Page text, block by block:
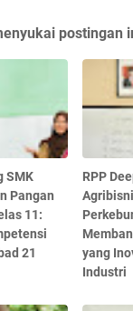
postingan
SMK
Pangan
11:
21
RPP
yang
Industri